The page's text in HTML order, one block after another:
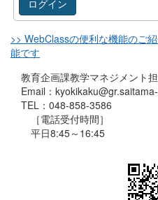
>> WebClassの便利な機能のご
能です
教育企画課教学マネジメント
Email：
TEL：048-858-3586
［電話受付時間］
平日8:45～16:45